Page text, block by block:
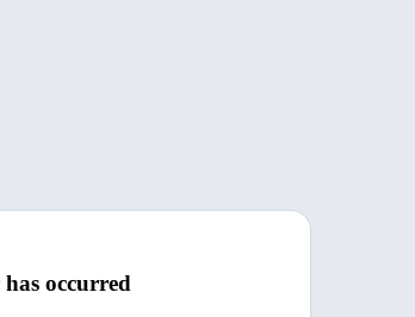
occurred